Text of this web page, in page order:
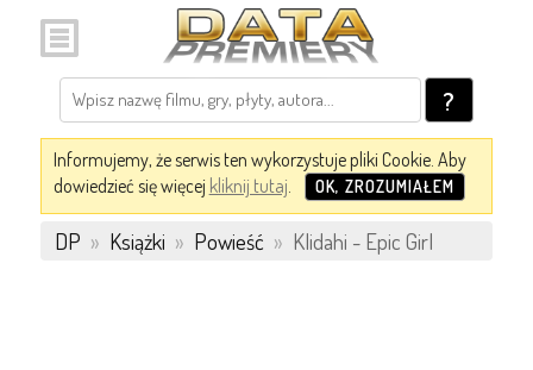
?
Informujemy, że serwis ten wykorzystuje pliki Cookie. Aby
dowiedzieć się więcej kliknij tutaj. OK, ZROZUMIAŁEM
DP » Książki » Powieść » Klidahi - Epic Girl